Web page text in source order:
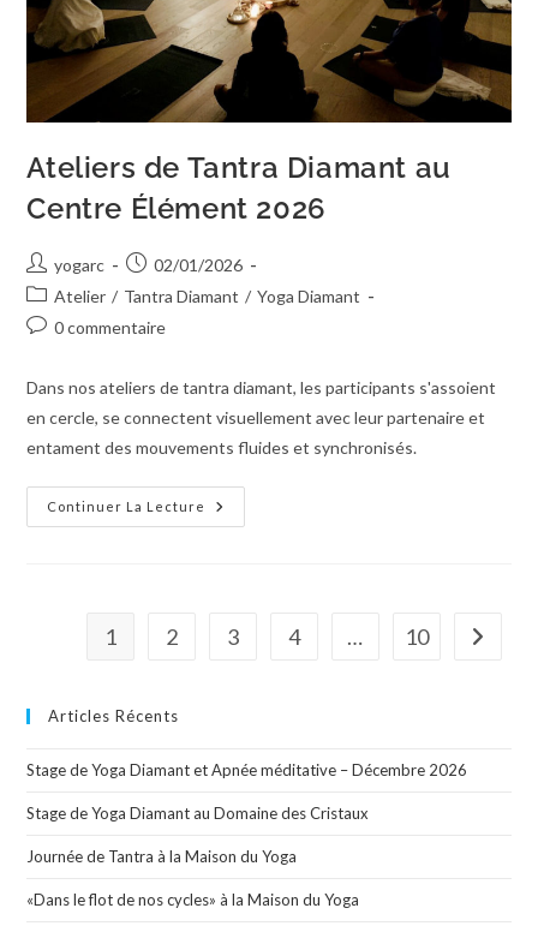
Ateliers de Tantra Diamant au
Centre Élément 2026
yogarc
02/01/2026
Atelier / Tantra Diamant / Yoga Diamant
0 commentaire
Dans nos ateliers de tantra diamant, les participants s'assoient
en cercle, se connectent visuellement avec leur partenaire et
entament des mouvements fluides et synchronisés.
Continuer La Lecture
1 2 3 4 … 10
Articles Récents
Stage de Yoga Diamant et Apnée méditative – Décembre 2026
Stage de Yoga Diamant au Domaine des Cristaux
Journée de Tantra à la Maison du Yoga
«Dans le flot de nos cycles» à la Maison du Yoga